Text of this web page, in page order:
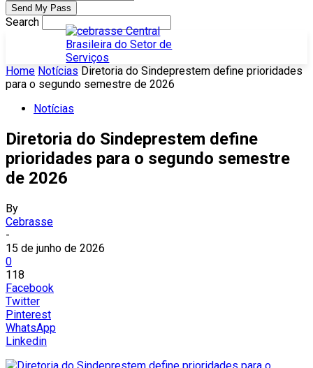
Search
Home Notícias Diretoria do Sindeprestem define prioridades
para o segundo semestre de 2026
Notícias
Diretoria do Sindeprestem define
prioridades para o segundo semestre
de 2026
By
Cebrasse
-
15 de junho de 2026
0
118
Facebook
Twitter
Pinterest
WhatsApp
Linkedin